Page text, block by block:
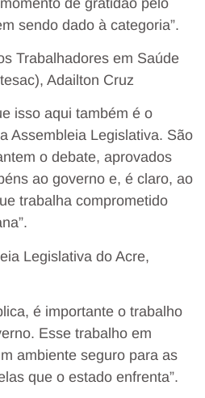
sendo dado à categoria”.
Trabalhadores em Saúde
Adailton Cruz
isso aqui também é o
Assembleia Legislativa. São
o debate, aprovados
ao governo e, é claro, ao
trabalha comprometido
Legislativa do Acre,
é importante o trabalho
Esse trabalho em
ambiente seguro para as
que o estado enfrenta”.